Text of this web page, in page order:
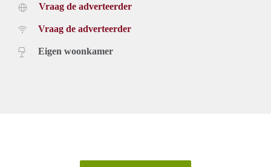
Vraag de adverteerder
Vraag de adverteerder
Eigen woonkamer